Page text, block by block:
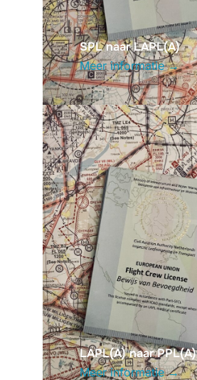
SPL naar LAPL(A)
Meer informatie →
LAPL(A) naar PPL(A)
Meer informatie →